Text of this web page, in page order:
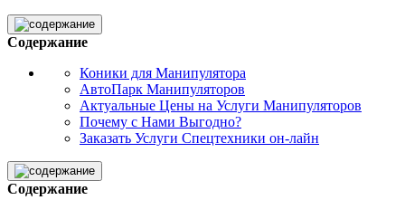
Содержание
Коники для Манипулятора
АвтоПарк Манипуляторов
Актуальные Цены на Услуги Манипуляторов
Почему с Нами Выгодно?
Заказать Услуги Спецтехники он-лайн
Содержание